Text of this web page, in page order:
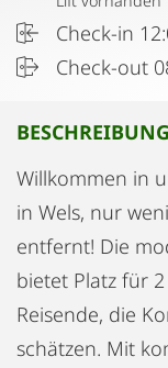
Check-in
Check-out
Willkommen in
in Wels, nur
entfernt! Die
bietet Platz für
Reisende, die
schätzen. Mit